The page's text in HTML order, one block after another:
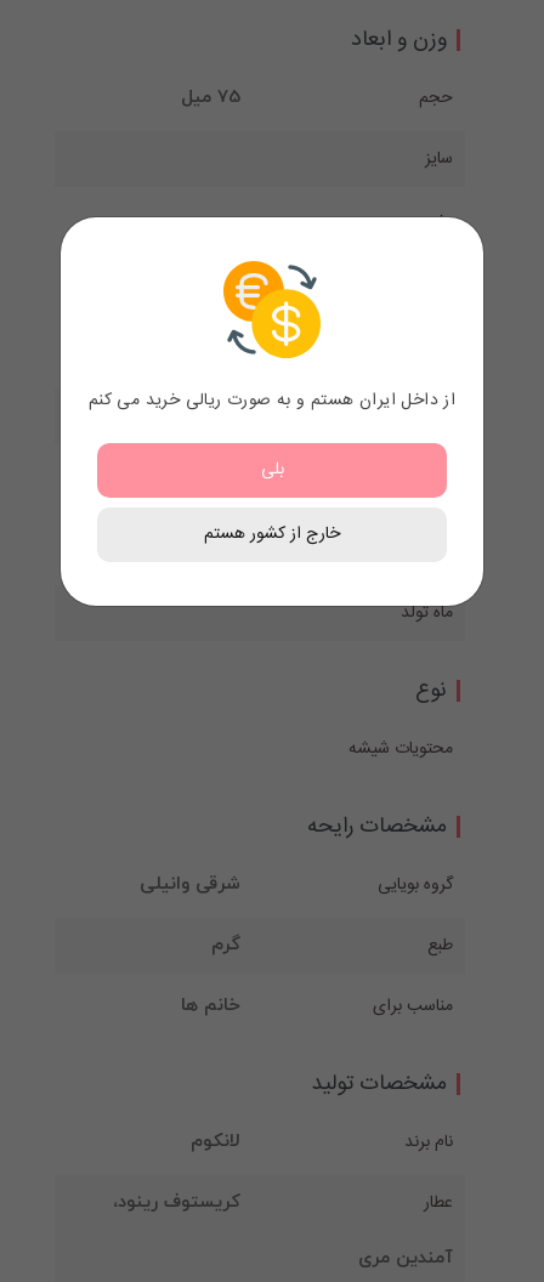
وزن و ابعاد
حجم 75 میل
سایز
وزن
مدت زمان
طرح
ماه تولد
نوع
محتویات شیشه
مشخصات رایحه
گروه بویایی شرقی وانیلی
طبع گرم
مناسب برای خانم ها
مشخصات تولید
نام برند لانکوم
عطار کریستوف رینود،
آمندین مری
از داخل ایران هستم و به صورت ریالی خرید می کنم
بلی
خارج از کشور هستم